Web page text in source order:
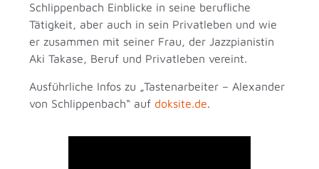
Schlippenbach Einblicke in seine berufliche
Tätigkeit, aber auch in sein Privatleben und wie
er zusammen mit seiner Frau, der Jazzpianistin
Aki Takase, Beruf und Privatleben vereint.
Ausführliche Infos zu „Tastenarbeiter – Alexander
von Schlippenbach“ auf doksite.de.